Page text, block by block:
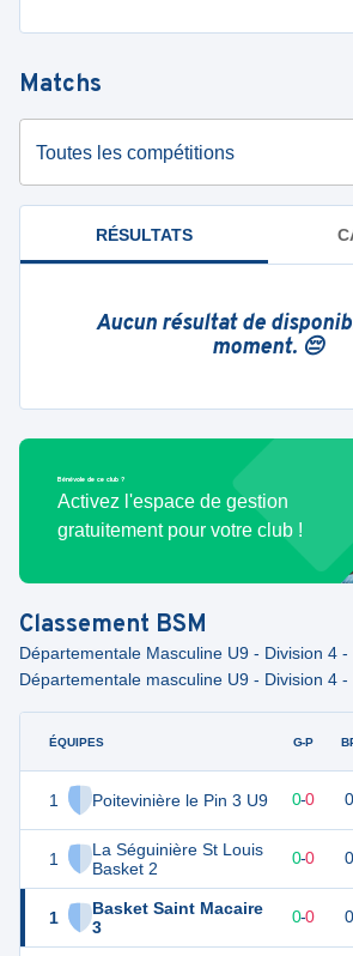
Matchs
Toutes les compétitions
RÉSULTATS
Aucun résultat de
moment. 😔
Bénévole de ce club ?
Activez l'espace de gestion
gratuitement pour votre club !
Classement BSM
Départementale Masculine U9 - Division 4 -
Départementale masculine U9 - Division 4 -
ÉQUIPES
1 Poitevinière le Pin 3 U9
1
La Séguinière St Louis
Basket 2
1
Basket Saint Macaire
3
G-P
0 0 0-0 0
0 0 0-0 0
0 0 0-0 0